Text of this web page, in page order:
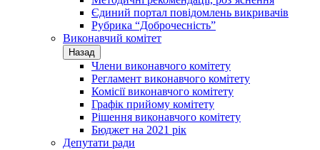
Єдиний портал повідомлень викривачів
Рубрика “Доброчесність”
Виконавчий комітет
Назад
Члени виконавчого комітету
Регламент виконавчого комітету
Комісії виконавчого комітету
Графік прийому комітету
Рішення виконавчого комітету
Бюджет на 2021 рік
Депутати ради